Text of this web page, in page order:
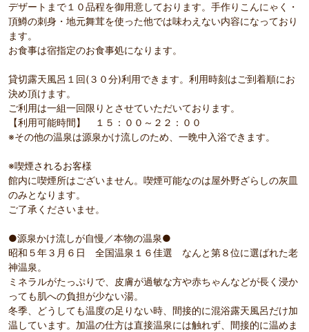
デザートまで１０品程を御用意しております。手作りこんにゃく・
頂鱒の刺身・地元舞茸を使った他では味わえない内容になっており
ます。
お食事は宿指定のお食事処になります。
貸切露天風呂１回(３０分)利用できます。利用時刻はご到着順にお
決め頂けます。
ご利用は一組一回限りとさせていただいております。
【利用可能時間】 １５：００～２２：００
※その他の温泉は源泉かけ流しのため、一晩中入浴できます。
※喫煙されるお客様
館内に喫煙所はございません。喫煙可能なのは屋外野ざらしの灰皿
のみとなります。
ご了承くださいませ。
●源泉かけ流しが自慢／本物の温泉●
昭和５年３月６日 全国温泉１６佳選 なんと第８位に選ばれた老
神温泉。
ミネラルがたっぷりで、皮膚が過敏な方や赤ちゃんなどが長く浸か
っても肌への負担が少ない湯。
冬季、どうしても温度の足りない時、間接的に混浴露天風呂だけ加
温しています。加温の仕方は直接温泉には触れず、間接的に温めま